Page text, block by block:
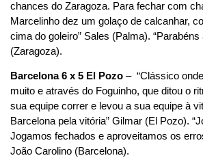
chances do Zaragoza. Para fechar com
Marcelinho dez um golaço de calcanhar,
cima do goleiro” Sales (Palma). “Parabéns
(Zaragoza).
Barcelona 6 x 5 El Pozo – “Clássico
muito e através do Foguinho, que ditou o
sua equipe correr e levou a sua equipe à
Barcelona pela vitória” Gilmar (El Pozo).
Jogamos fechados e aproveitamos os
João Carolino (Barcelona).